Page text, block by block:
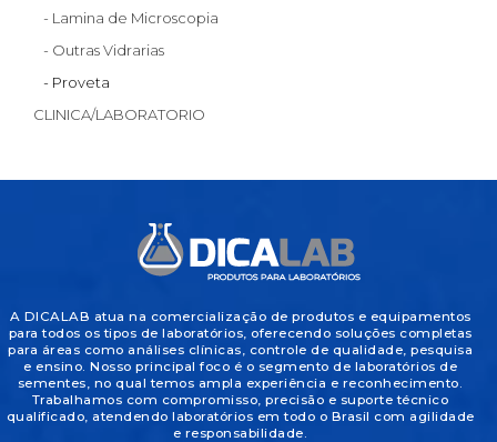
- Lamina de Microscopia
- Outras Vidrarias
- Proveta
CLINICA/LABORATORIO
A DICALAB atua na comercialização de produtos e equipamentos
para todos os tipos de laboratórios, oferecendo soluções completas
para áreas como análises clínicas, controle de qualidade, pesquisa
e ensino. Nosso principal foco é o segmento de laboratórios de
sementes, no qual temos ampla experiência e reconhecimento.
Trabalhamos com compromisso, precisão e suporte técnico
qualificado, atendendo laboratórios em todo o Brasil com agilidade
e responsabilidade.